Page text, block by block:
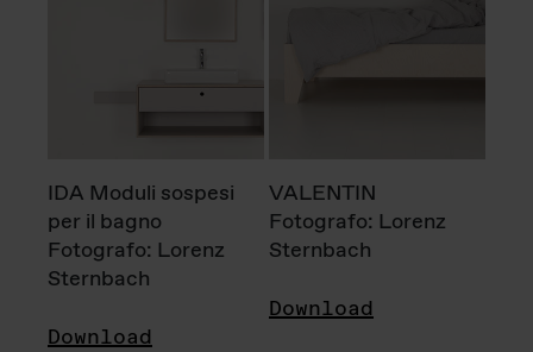
IDA Moduli sospesi
per il bagno
Fotografo: Lorenz
Sternbach
Download
VALENTIN
Fotografo: Lorenz
Sternbach
Download